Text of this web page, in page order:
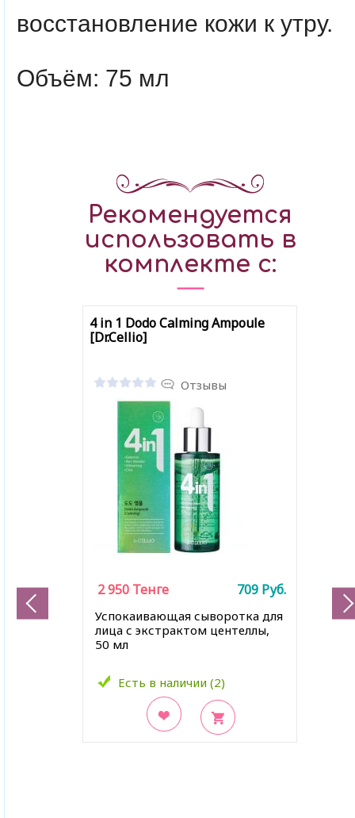
восстановление кожи к утру.
Объём: 75 мл
Рекомендуется
использовать в
комплекте с:
4 in 1 Dodo Calming Ampoule
[Dr.Cellio]
Отзывы
Успокаивающая сыворотка для
лица с экстрактом центеллы,
50 мл
Есть в наличии (2)
2 950 Тенге 709 Руб.